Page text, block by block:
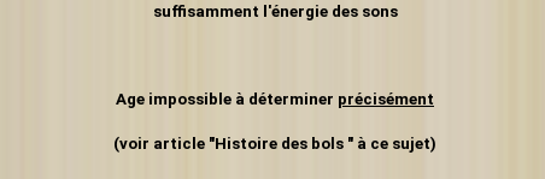
suffisamment l'énergie des sons
Age impossible à déterminer précisément
(voir article "Histoire des bols " à ce sujet)